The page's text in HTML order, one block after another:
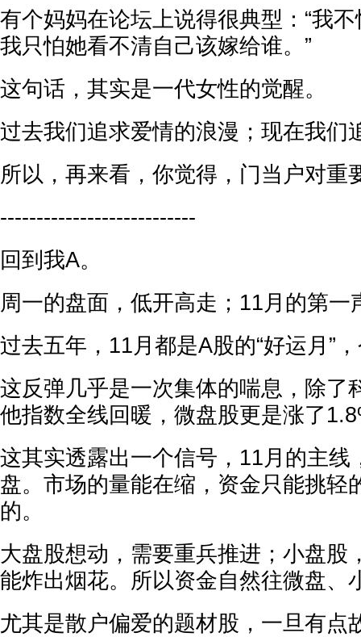
有个妈妈在论坛上说得很典型：“我
我只怕她看不清自己该嫁给谁。”
这句话，其实是一代女性的觉醒。
过去我们追求爱情的浪漫；现在我们
所以，再来看，你觉得，门当户对重
---------------------------
回到我A。
周一的盘面，低开高走；11月的第一
过去五年，11月都是A股的“好运月”
这反弹几乎是一次集体的喘息，除了
他指数全线回暖，微盘股更是涨了
这其实透露出一个信号，11月的主线
盘。市场的量能在缩，资金只能挑轻
的。
大盘股想动，需要重兵推进；小盘股
能炸出烟花。所以资金自然往微盘、
尤其是散户偏爱的题材股，一旦有点